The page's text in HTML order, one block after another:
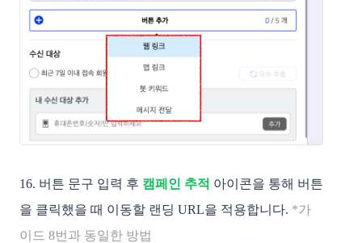
16. 버튼 문구 입력 후 캠페인 추적 아이콘을 통해 버튼
을 클릭했을 때 이동할 랜딩 URL을 적용합니다. *가
이드 8번과 동일한 방법